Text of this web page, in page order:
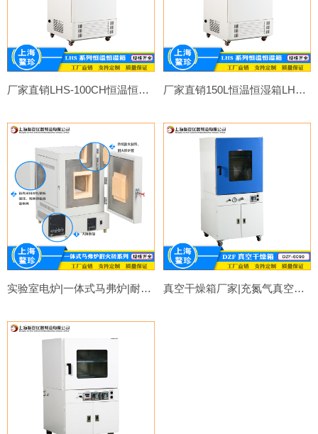
厂家直销LHS-100CH恒温恒湿箱RT+10~80℃微电脑PID控制 厂家直销150L恒温恒湿箱LHS-100SC控温范围15-45℃
实验室电炉|一体式马弗炉|耐火砖1200℃实验室高温电炉|箱式电阻炉厂家 真空干燥箱厂家|充氮气真空箱立式脱泡机指针式带泵DZF-6090真空烘箱支持非标定制